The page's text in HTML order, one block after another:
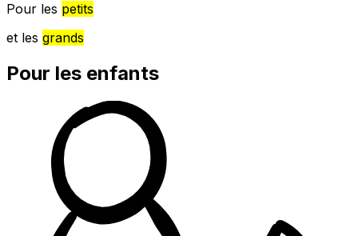
Pour les petits
et les grands
Pour les enfants